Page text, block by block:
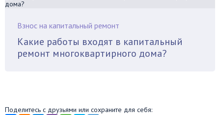
Взнос на капитальный ремонт
Какие работы входят в капитальный
ремонт многоквартирного дома?
Поделитесь с друзьями или сохраните для себя: